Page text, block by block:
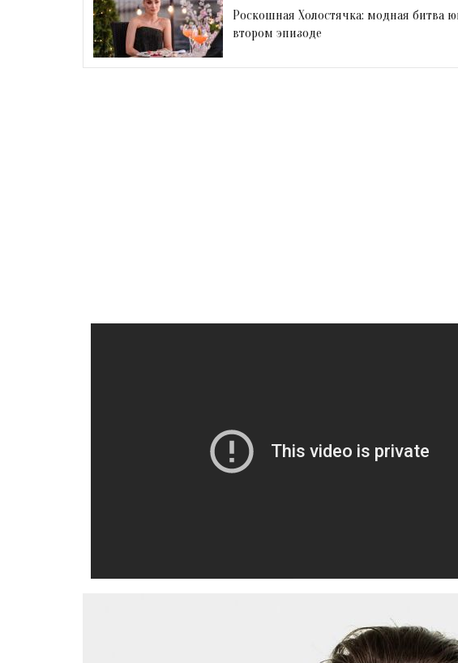
Роскошная Холостячка: модная
втором эпизоде